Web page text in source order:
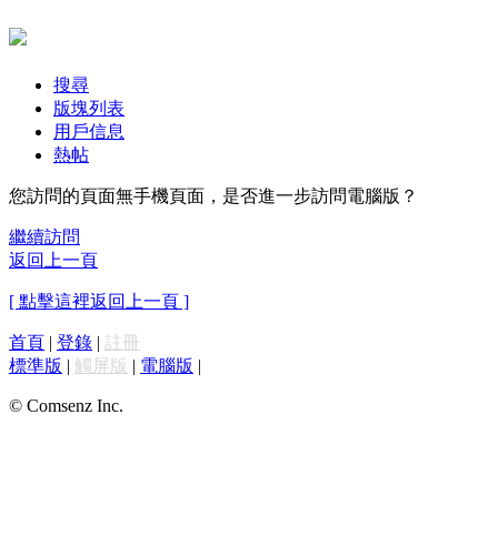
搜尋
版塊列表
用戶信息
熱帖
您訪問的頁面無手機頁面，是否進一步訪問電腦版？
繼續訪問
返回上一頁
[ 點擊這裡返回上一頁 ]
首頁 | 登錄 | 註冊
標準版 | 觸屏版 | 電腦版 |
© Comsenz Inc.